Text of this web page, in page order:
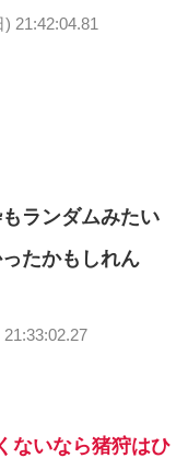
21:42:04.81
ランダムみたい
たかもしれん
ないなら猪狩はひ